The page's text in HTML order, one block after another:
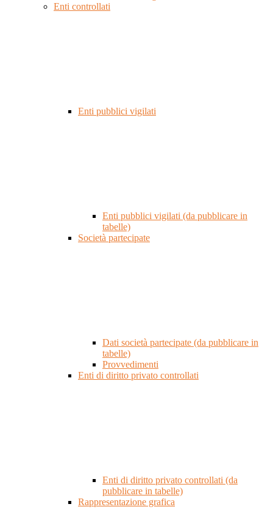
Enti controllati
Enti pubblici vigilati
Enti pubblici vigilati (da pubblicare in
tabelle)
Società partecipate
Dati società partecipate (da pubblicare in
tabelle)
Provvedimenti
Enti di diritto privato controllati
Enti di diritto privato controllati (da
pubblicare in tabelle)
Rappresentazione grafica